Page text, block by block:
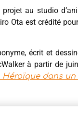
au studio
Ota est crédité
écrit et
à partir de
Héroïque dans